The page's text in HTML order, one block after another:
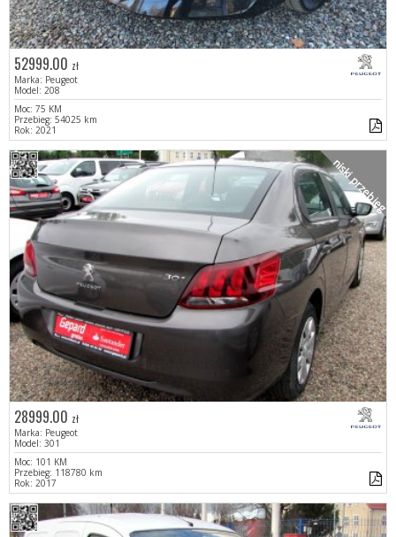
52999.00 zł
Marka: Peugeot
Model: 208
Moc: 75 KM
Przebieg: 54025 km
Rok: 2021
niski przebieg
28999.00 zł
Marka: Peugeot
Model: 301
Moc: 101 KM
Przebieg: 118780 km
Rok: 2017